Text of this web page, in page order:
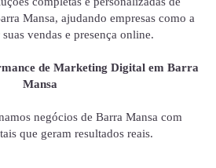
Mansa, ajudando empresas como a
vendas e presença online.
de Marketing Digital em Barra
Mansa
negócios de Barra Mansa com
que geram resultados reais.